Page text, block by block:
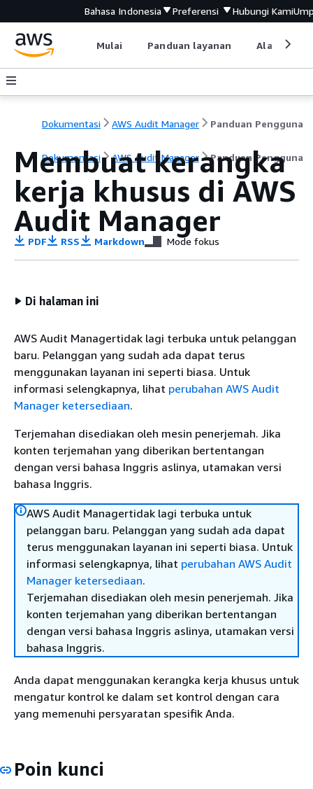
Bahasa Indonesia Preferensi Hubungi Kami
Mulai Panduan layanan Alat
Dokumentasi AWS Audit Manager Panduan Pengguna
Dokumentasi AWS Audit Manager Panduan Pengguna
Membuat kerangka
kerja khusus di AWS
Audit Manager
PDF RSS Markdown Mode fokus
Di halaman ini
AWS Audit Managertidak lagi terbuka untuk pelanggan
baru. Pelanggan yang sudah ada dapat terus
menggunakan layanan ini seperti biasa. Untuk
informasi selengkapnya, lihat perubahan AWS Audit
Manager ketersediaan.
Terjemahan disediakan oleh mesin penerjemah. Jika
konten terjemahan yang diberikan bertentangan
dengan versi bahasa Inggris aslinya, utamakan versi
bahasa Inggris.
AWS Audit Managertidak lagi terbuka untuk
pelanggan baru. Pelanggan yang sudah ada dapat
terus menggunakan layanan ini seperti biasa. Untuk
informasi selengkapnya, lihat perubahan AWS Audit
Manager ketersediaan.
Terjemahan disediakan oleh mesin penerjemah. Jika
konten terjemahan yang diberikan bertentangan
dengan versi bahasa Inggris aslinya, utamakan versi
bahasa Inggris.
Anda dapat menggunakan kerangka kerja khusus untuk
mengatur kontrol ke dalam set kontrol dengan cara
yang memenuhi persyaratan spesifik Anda.
Poin kunci